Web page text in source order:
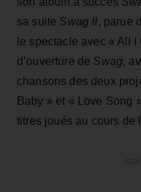
sa suite Swag II, parue
le spectacle avec « All
d’ouverture de Swag,
chansons des deux
Baby » et « Love Song
titres joués au cours de